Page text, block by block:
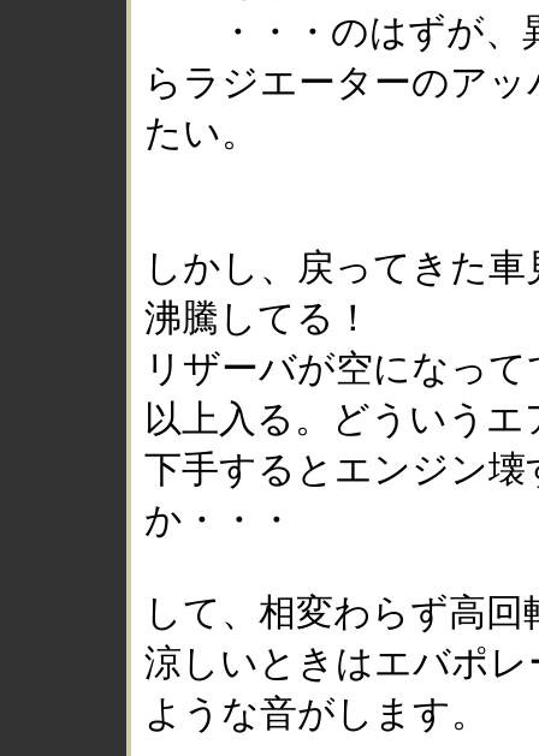
・・・のはずが、
らラジエーターのア
たい。
しかし、戻ってきた
沸騰してる！
リザーバが空になっ
以上入る。どういう
下手するとエンジン
か・・・
して、相変わらず高
涼しいときはエバポ
ような音がします。